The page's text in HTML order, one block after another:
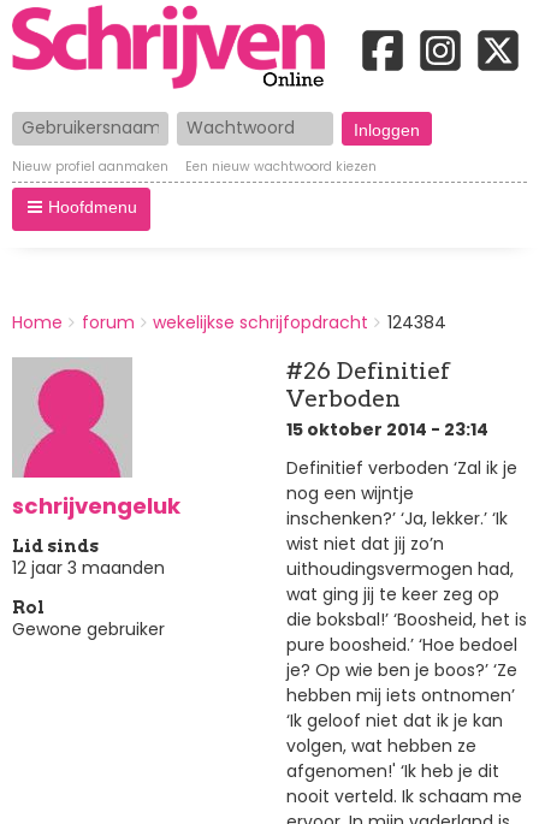
Gebruikersnaam Wachtwoord
Nieuw profiel aanmaken Een nieuw wachtwoord kiezen
Hoofdmenu
BREADCRUMBS
You
here:
Home forum wekelijkse schrijfopdracht 124384
schrijvengeluk
Lid sinds
12 jaar 3 maanden
Rol
Gewone gebruiker
#26 Definitief
Verboden
15 oktober 2014 - 23:14
Definitief verboden ‘Zal ik je
nog een wijntje
inschenken?’ ‘Ja, lekker.’ ‘Ik
wist niet dat jij zo’n
uithoudingsvermogen had,
wat ging jij te keer zeg op
die boksbal!’ ‘Boosheid, het is
pure boosheid.’ ‘Hoe bedoel
je? Op wie ben je boos?’ ‘Ze
hebben mij iets ontnomen’
‘Ik geloof niet dat ik je kan
volgen, wat hebben ze
afgenomen!' ‘Ik heb je dit
nooit verteld. Ik schaam me